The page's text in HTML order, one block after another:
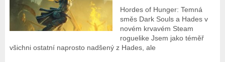
Hordes of Hunger: Temná
směs Dark Souls a Hades v
novém krvavém Steam
roguelike Jsem jako téměř
všichni ostatní naprosto nadšený z Hades, ale